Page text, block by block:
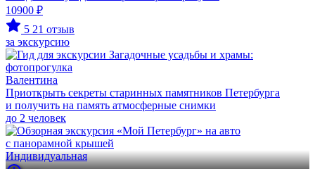
10900 ₽
5 21 отзыв
за экскурсию
Валентина
Приоткрыть секреты старинных памятников Петербурга
и получить на память атмосферные снимки
до 2 человек
Индивидуальная